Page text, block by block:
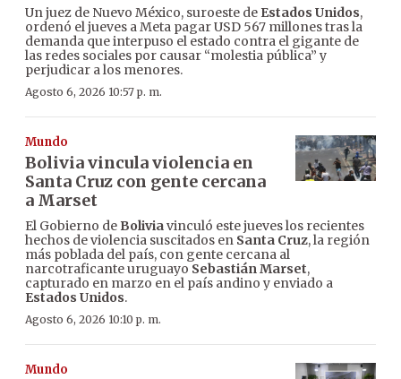
Un juez de Nuevo México, suroeste de Estados Unidos,
ordenó el jueves a Meta pagar USD 567 millones tras la
demanda que interpuso el estado contra el gigante de
las redes sociales por causar “molestia pública” y
perjudicar a los menores.
Agosto 6, 2026 10:57 p. m.
Mundo
Bolivia vincula violencia en
Santa Cruz con gente cercana
a Marset
El Gobierno de Boliviavinculó este jueves los recientes
hechos de violencia suscitados en Santa Cruz, la región
más poblada del país, con gente cercana al
narcotraficante uruguayo Sebastián Marset,
capturado en marzo en el país andino y enviado a
Estados Unidos.
Agosto 6, 2026 10:10 p. m.
Mundo